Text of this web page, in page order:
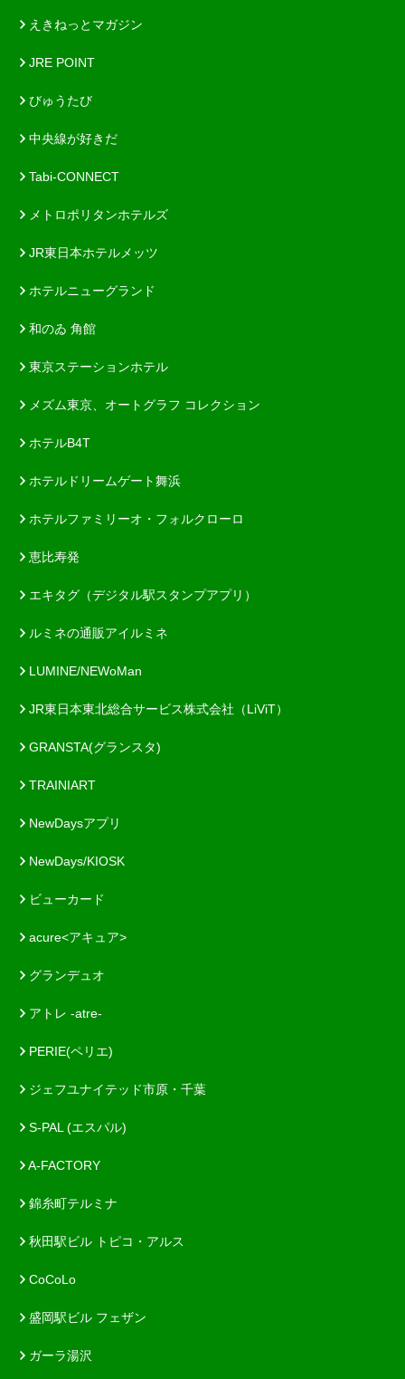
えきねっとマガジン
JRE POINT
びゅうたび
中央線が好きだ
Tabi-CONNECT
メトロポリタンホテルズ
JR東日本ホテルメッツ
ホテルニューグランド
和のゐ 角館
東京ステーションホテル
メズム東京、オートグラフ コレクション
ホテルB4T
ホテルドリームゲート舞浜
ホテルファミリーオ・フォルクローロ
恵比寿発
エキタグ（デジタル駅スタンプアプリ）
ルミネの通販アイルミネ
LUMINE/NEWoMan
JR東日本東北総合サービス株式会社（LiViT）
GRANSTA(グランスタ)
TRAINIART
NewDaysアプリ
NewDays/KIOSK
ビューカード
acure<アキュア>
グランデュオ
アトレ -atre-
PERIE(ペリエ)
ジェフユナイテッド市原・千葉
S-PAL (エスパル)
A-FACTORY
錦糸町テルミナ
秋田駅ビル トピコ・アルス
CoCoLo
盛岡駅ビル フェザン
ガーラ湯沢